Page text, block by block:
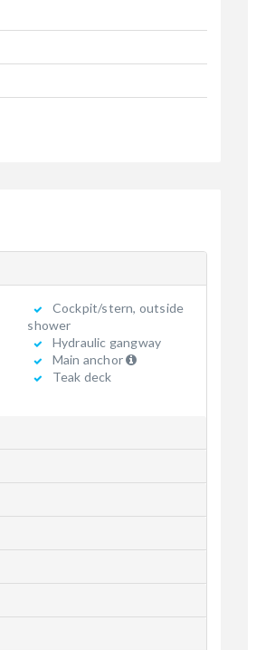
Cockpit/stern, outside
shower
Hydraulic gangway
Main anchor
Teak deck